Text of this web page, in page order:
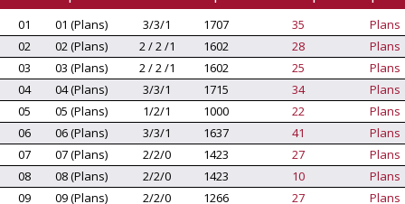
01 01 (Plans) 3/3/1 1707 35
Plans
02
02 (Plans) 2 / 2 /1 1602 28
Plans
03
03 (Plans) 2 / 2 /1 1602 25
Plans
04
04 (Plans) 3/3/1 1715 34
Plans
05
05 (Plans) 1/2/1 1000 22
Plans
06
06 (Plans) 3/3/1 1637 41
Plans
07
07 (Plans) 2/2/0 1423 27
Plans
08
08 (Plans) 2/2/0 1423 10
Plans
09
09 (Plans) 2/2/0 1266 27
Plans